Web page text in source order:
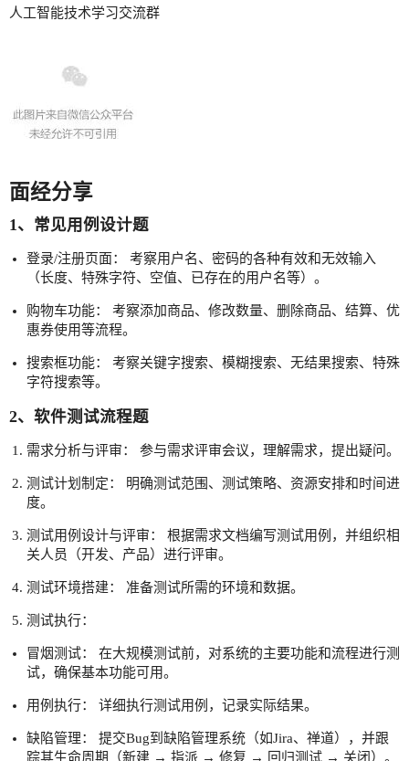
人工智能技术学习交流群
面经分享
1、常见用例设计题
登录/注册页面： 考察用户名、密码的各种有效和无效输入
（长度、特殊字符、空值、已存在的用户名等）。
购物车功能： 考察添加商品、修改数量、删除商品、结算、优
惠券使用等流程。
搜索框功能： 考察关键字搜索、模糊搜索、无结果搜索、特殊
字符搜索等。
2、软件测试流程题
需求分析与评审： 参与需求评审会议，理解需求，提出疑问。
测试计划制定： 明确测试范围、测试策略、资源安排和时间进
度。
测试用例设计与评审： 根据需求文档编写测试用例，并组织相
关人员（开发、产品）进行评审。
测试环境搭建： 准备测试所需的环境和数据。
测试执行：
冒烟测试： 在大规模测试前，对系统的主要功能和流程进行测
试，确保基本功能可用。
用例执行： 详细执行测试用例，记录实际结果。
缺陷管理： 提交Bug到缺陷管理系统（如Jira、禅道），并跟
踪其生命周期（新建 → 指派 → 修复 → 回归测试 → 关闭）。